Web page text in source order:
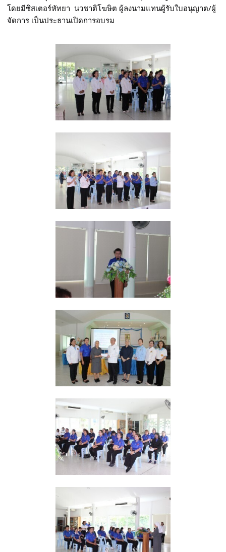
โดยมีซิสเตอร์หัทยา  นวชาติโฆษิต ผู้ลงนามแทนผู้รับใบอนุญาต/ผู้
จัดการ เป็นประธานเปิดการอบรม